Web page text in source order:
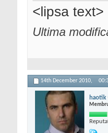
<lipsa text>
Ultima
14th December 2010,
haotik